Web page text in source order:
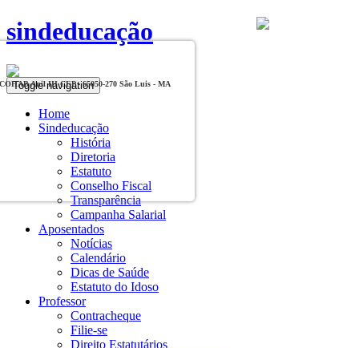
sindeducação
Toggle navigation
Home
Sindeducação
História
Diretoria
Estatuto
Conselho Fiscal
Transparência
Campanha Salarial
Aposentados
Notícias
Calendário
Dicas de Saúde
Estatuto do Idoso
Professor
Contracheque
Filie-se
Direito Estatutários
COHAB Anil III CEP - 65050-270 São Luis - MA